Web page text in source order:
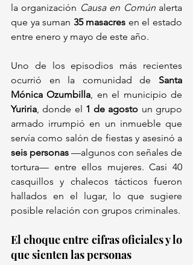
la organización Causa en Común alerta
que ya suman 35 masacres en el estado
entre enero y mayo de este año.
Uno de los episodios más recientes
ocurrió en la comunidad de Santa
Mónica Ozumbilla
Yuriria, donde el 1 de agosto un grupo
armado irrumpió en un inmueble que
seis personas —algunos con señales de
tortura— entre ellos mujeres. Casi 40
casquillos y chalecos tácticos fueron
hallados en el lugar, lo que sugiere
posible relación con grupos criminales.
El choque entre cifras oficiales y lo
que sienten las personas